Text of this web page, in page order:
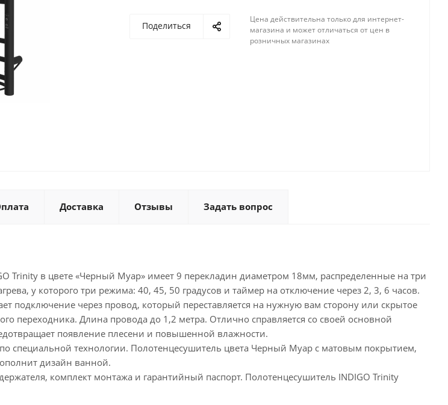
Поделиться
Цена действительна только для интернет-
магазина и может отличаться от цен в
розничных магазинах
Доставка Отзывы Задать вопрос
Trinity в цвете «Черный Муар» имеет 9 перекладин диаметром 18мм, распределенные на три
у которого три режима: 40, 45, 50 градусов и таймер на отключение через 2, 3, 6 часов.
подключение через провод, который переставляется на нужную вам сторону или скрытое
переходника. Длина провода до 1,2 метра. Отлично справляется со своей основной
появление плесени и повышенной влажности.
специальной технологии. Полотенцесушитель цвета Черный Муар с матовым покрытием,
дизайн ванной.
комплект монтажа и гарантийный паспорт. Полотенцесушитель INDIGO Trinity